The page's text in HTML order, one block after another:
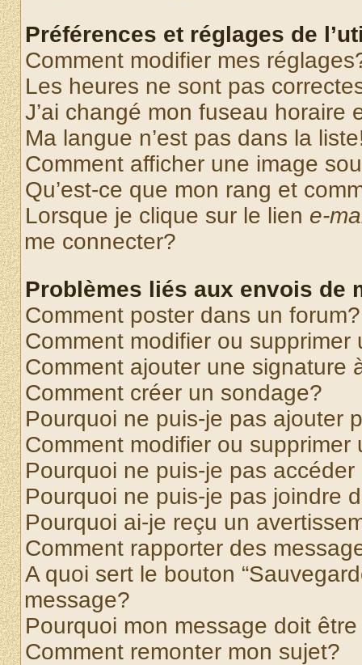
Préférences et réglages de
Comment modifier mes
Les heures ne sont pas
J’ai changé mon fuseau horaire
Ma langue n’est pas dans la
Comment afficher une image
Qu’est-ce que mon rang et
Lorsque je clique sur le lien e-
me connecter?
Problèmes liés aux envois de
Comment poster dans un forum?
Comment modifier ou supprimer
Comment ajouter une signature
Comment créer un sondage?
Pourquoi ne puis-je pas ajouter
Comment modifier ou supprimer
Pourquoi ne puis-je pas
Pourquoi ne puis-je pas joindre
Pourquoi ai-je reçu un
Comment rapporter des
A quoi sert le bouton
message?
Pourquoi mon message doit
Comment remonter mon sujet?